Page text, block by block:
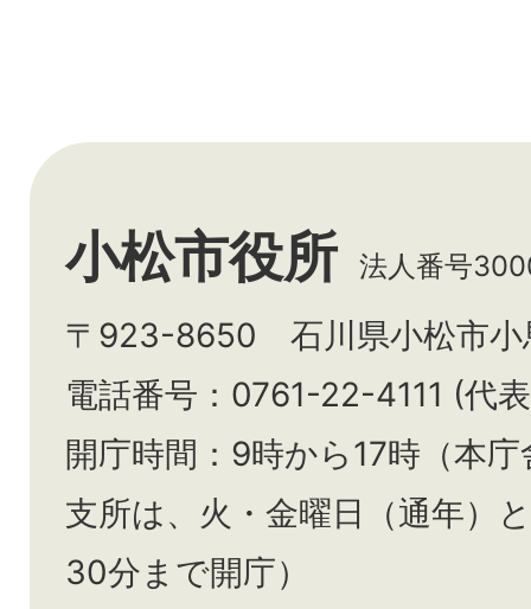
小松市役所 法人番号
〒923-8650 石川県小松市小
電話番号：0761-22-4111 (代
開庁時間：9時から17時（本
支所は、火・金曜日（通年）と
30分まで開庁）